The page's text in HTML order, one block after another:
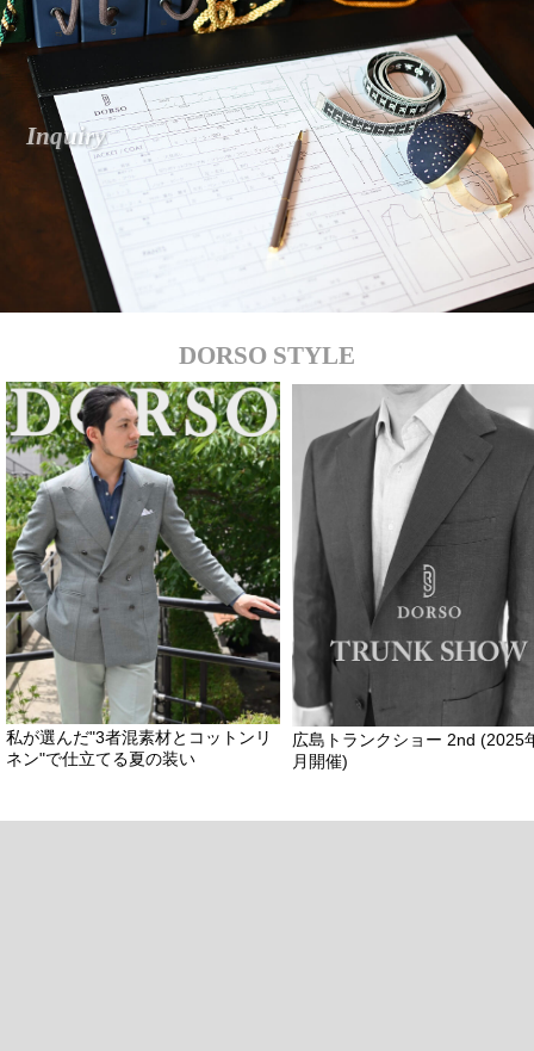
Inquiry
DORSO STYLE
私が選んだ"3者混素材とコットンリ
ネン"で仕立てる夏の装い
広島トランクショー 2nd (2025
月開催)